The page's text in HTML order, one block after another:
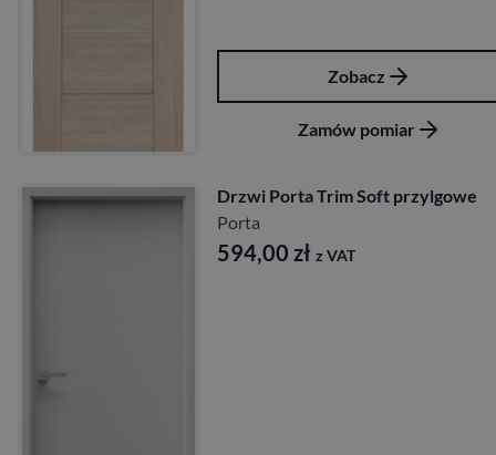
Zobacz
Zamów pomiar
Drzwi Porta Trim Soft przylgowe
Porta
594,00 zł z VAT